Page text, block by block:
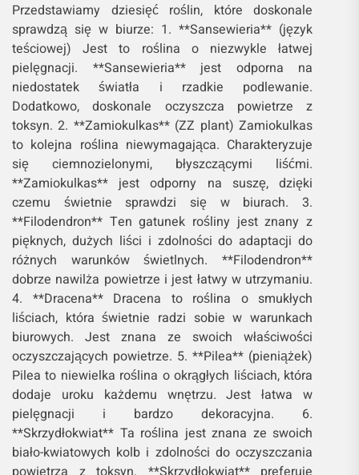
Przedstawiamy dziesięć roślin, które doskonale
sprawdzą się w biurze: 1. **Sansewieria** (język
teściowej) Jest to roślina o niezwykle łatwej
pielęgnacji. **Sansewieria** jest odporna na
niedostatek światła i rzadkie podlewanie.
Dodatkowo, doskonale oczyszcza powietrze z
toksyn. 2. **Zamiokulkas** (ZZ plant) Zamiokulkas
to kolejna roślina niewymagająca. Charakteryzuje
się ciemnozielonymi, błyszczącymi liśćmi.
**Zamiokulkas** jest odporny na suszę, dzięki
czemu świetnie sprawdzi się w biurach. 3.
**Filodendron** Ten gatunek rośliny jest znany z
pięknych, dużych liści i zdolności do adaptacji do
różnych warunków świetlnych. **Filodendron**
dobrze nawilża powietrze i jest łatwy w utrzymaniu.
4. **Dracena** Dracena to roślina o smukłych
liściach, która świetnie radzi sobie w warunkach
biurowych. Jest znana ze swoich właściwości
oczyszczających powietrze. 5. **Pilea** (pieniążek)
Pilea to niewielka roślina o okrągłych liściach, która
dodaje uroku każdemu wnętrzu. Jest łatwa w
pielęgnacji i bardzo dekoracyjna. 6.
**Skrzydłokwiat** Ta roślina jest znana ze swoich
biało-kwiatowych kolb i zdolności do oczyszczania